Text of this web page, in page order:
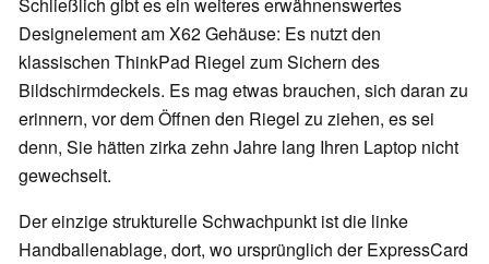
Schließlich gibt es ein weiteres erwähnenswertes
Designelement am X62 Gehäuse: Es nutzt den
klassischen ThinkPad Riegel zum Sichern des
Bildschirmdeckels. Es mag etwas brauchen, sich daran zu
erinnern, vor dem Öffnen den Riegel zu ziehen, es sei
denn, Sie hätten zirka zehn Jahre lang Ihren Laptop nicht
gewechselt.
Der einzige strukturelle Schwachpunkt ist die linke
Handballenablage, dort, wo ursprünglich der ExpressCard